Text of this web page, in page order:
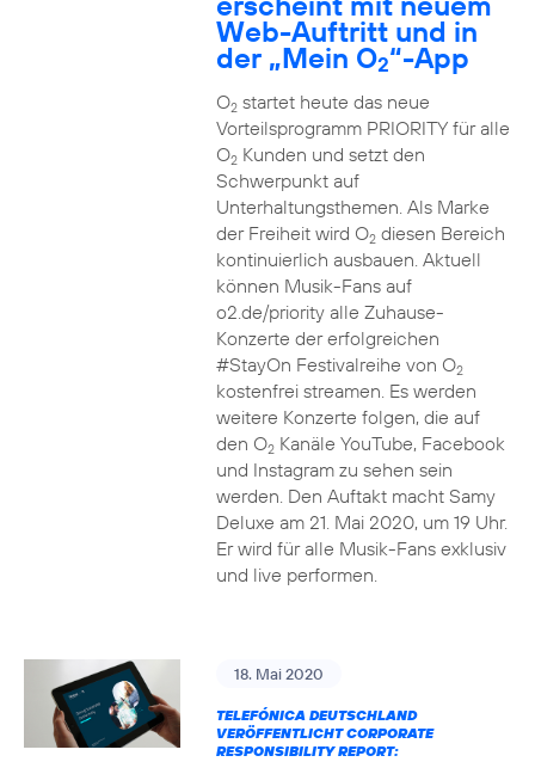
Web-Auftritt und in
der „Mein O2“-App
O2startet heute das neue
Vorteilsprogramm PRIORITY für alle
O2Kunden und setzt den
Schwerpunkt auf
Unterhaltungsthemen. Als Marke
der Freiheit wird O2diesen Bereich
kontinuierlich ausbauen. Aktuell
können Musik-Fans auf
o2.de/priority alle Zuhause-
Konzerte der erfolgreichen
#StayOn Festivalreihe von O2
kostenfrei streamen. Es werden
weitere Konzerte folgen, die auf
den O2Kanäle YouTube, Facebook
und Instagram zu sehen sein
werden. Den Auftakt macht Samy
Deluxe am 21. Mai 2020, um 19 Uhr.
Er wird für alle Musik-Fans exklusiv
und live performen.
18. Mai 2020
TELEFÓNICA DEUTSCHLAND
VERÖFFENTLICHT CORPORATE
RESPONSIBILITY REPORT: